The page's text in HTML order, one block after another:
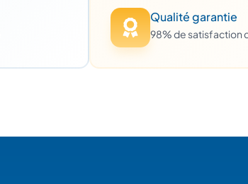
Qualité garantie
98% de satisfaction